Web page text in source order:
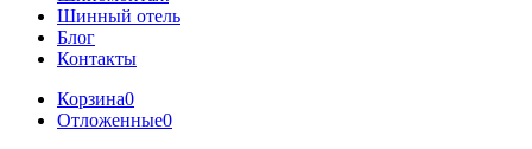
Шинный отель
Блог
Контакты
Корзина0
Отложенные0